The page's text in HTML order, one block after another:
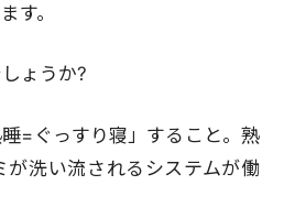
す。
ょうか?
=ぐっすり寝」すること。熟
が洗い流されるシステムが働